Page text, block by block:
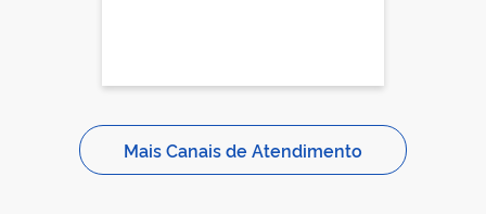
Mais Canais de Atendimento